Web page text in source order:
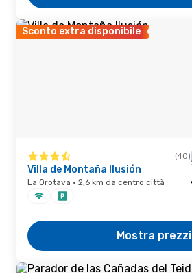
Sconto extra disponibile
(40)
Villa de Montaña Ilusión
La Orotava · 2,6 km da centro città
Mostra prezzi